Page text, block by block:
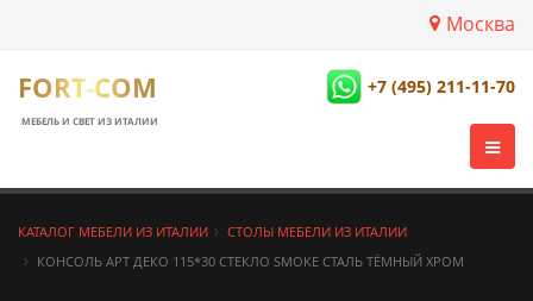
Москва
FORT-COM
МЕБЕЛЬ И СВЕТ ИЗ ИТАЛИИ
+7 (495) 211-11-70
КАТАЛОГ МЕБЕЛИ ИЗ ИТАЛИИ
СТОЛЫ МЕБЕЛИ ИЗ ИТАЛИИ
КОНСОЛЬ АРТ ДЕКО 115*30 СТЕКЛО SMOKE СТАЛЬ ТЁМНЫЙ ХРОМ